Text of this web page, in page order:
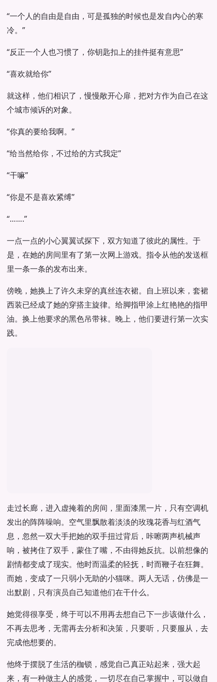
“一个人的自由是自由，可是孤独的时候也是发自内心的寒
冷。”
“反正一个人也习惯了，你钥匙扣上的挂件挺有意思”
“喜欢就给你”
就这样，他们相识了，慢慢敞开心扉，把对方作为自己在这
个城市倾诉的对象。
“你真的要给我啊。”
“给当然给你，不过给的方式我定”
“干嘛”
“你是不是喜欢紧缚”
“…….”
一点一点的小心翼翼试探下，双方知道了彼此的属性。于
是，在她的房间里有了第一次网上游戏。指令从他的发送框
里一条一条的发布出来。
傍晚，她换上了许久未穿的真丝连衣裙。自上班以来，套裙
西装已经成了她的穿搭主旋律。给脚指甲涂上红艳艳的指甲
油。换上他要求的黑色吊带袜。晚上，他们要进行第一次实
践。
走过长廊，进入虚掩着的房间，里面漆黑一片，只有空调机
发出的阵阵噪响。空气里飘散着淡淡的玫瑰花香与红酒气
息，忽然一双大手把她的双手扭过背后，咔嚓两声机械声
响，被拷住了双手，蒙住了嘴，不由得她反抗。以前想像的
剧情都变成了现实。他时而温柔的轻抚，时而鞭子在狂舞。
而她，变成了一只弱小无助的小猫咪。两人无话，仿佛是一
出默剧，只有演员自己知道他们在干什么。
她觉得很享受，终于可以不用再去想自己下一步该做什么，
不再去思考，无需再去分析和决策，只要听，只要服从，去
完成他想要的。
他终于摆脱了生活的枷锁，感觉自己真正站起来，强大起
来，有一种做主人的感觉，一切尽在自己掌握中，可以做自